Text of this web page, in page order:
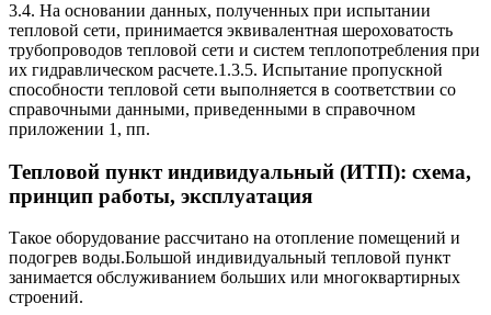
3.4. На основании данных, полученных при испытании
тепловой сети, принимается эквивалентная шероховатость
трубопроводов тепловой сети и систем теплопотребления при
их гидравлическом расчете.1.3.5. Испытание пропускной
способности тепловой сети выполняется в соответствии со
справочными данными, приведенными в справочном
приложении 1, пп.
Тепловой пункт индивидуальный (ИТП): схема,
принцип работы, эксплуатация
Такое оборудование рассчитано на отопление помещений и
подогрев воды.Большой индивидуальный тепловой пункт
занимается обслуживанием больших или многоквартирных
строений.